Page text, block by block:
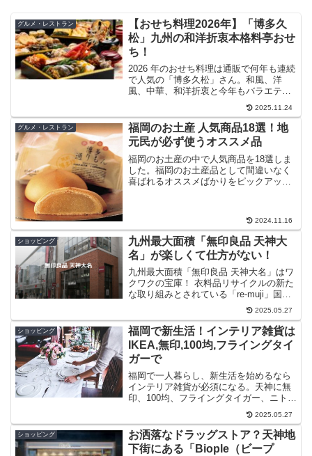
グルメ・レストラン
【おせち料理2026年】「博多久
松」九州の和洋折衷本格料亭おせ
ち！
2026 年のおせち料理は通販で何年も連続
で人気の「博多久松」さん。和風、洋
風、中華、和洋折衷と今年もバラエティ
ーに富んだラインナップ。 新しい2026年
になる節目に、縁起のいいことしたいか
ら通販で人気のおせち料理「博多久松」
はすべて国内食材で作られた安心・安全
なおせちを提供します。新しい門出に家
族と一緒に「博多久松」おせちを囲みな
がらお祝いしましょう。
2025.11.24
グルメ・レストラン
福岡のお土産 人気商品18選！地
元民が必ず使うオススメ品
福岡のお土産の中で人気商品を18選しま
した。福岡のお土産品として間違いなく
喜ばれるオススメばかりをピックアップ
2024.11.16
ショッピング
九州最大面積「無印良品 天神大
名」が楽しくて仕方がない！
九州最大面積「無印良品 天神大名」はワ
クワクの宝庫！ 衣料品リサイクルの新た
な取り組みとされている「re-muji」国初
でこの福岡天神大名店でもスタートさ
れ、無印のカフェスペースが充実しデリ
スタイルを取り入れてあります。店内を
巡った後に、ふらりと立ち寄りたくなる
「Cafe&Meal MUJI（カフェ&ミール ム
ジ）」も堪能ください。
2025.05.27
ショッピング
福岡で新生活！インテリア雑貨は
IKEA,無印,100均,フライングタイ
ガーで
福岡で一人暮らし、新生活を始めるなら
インテリア雑貨が必須になる。天神に無
印、100均、フライングタイガー、ニト
リ、ナチュラルキッチンなどショップが
あって便利。直通バスでIKEAに行くこと
もできるので、福岡で新生活を始めやす
い！
2025.05.27
ショッピング
お洒落なドラッグストア？天神地
下街にある「Biople（ビープ